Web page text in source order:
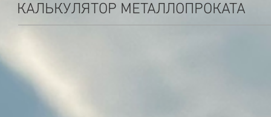
КАЛЬКУЛЯТОР МЕТАЛЛОПРОКАТА